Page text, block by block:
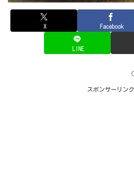
X Facebook
LINE
スポンサーリンク